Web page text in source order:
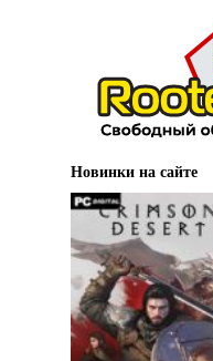
Новинки на сайте